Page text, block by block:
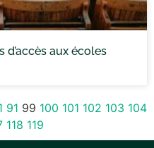
d’accès aux écoles
91 99 100 101 102 103 104
118 119